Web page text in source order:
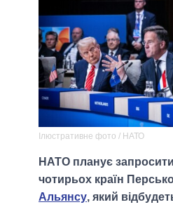
Ілюстративне фото / НАТО
НАТО планує
чотирьох країн
Альянсу, який